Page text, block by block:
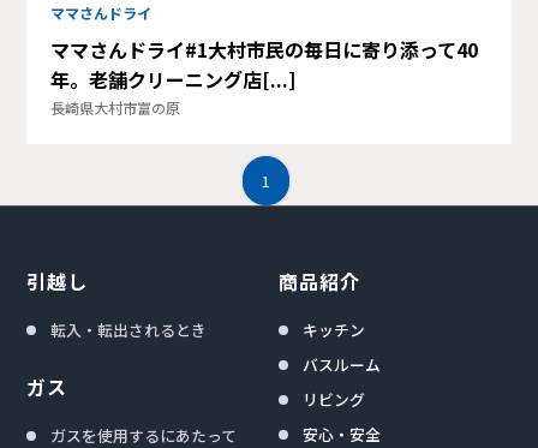
ママさんドライ
ママさんドライ#1大村市民の毎日に寄り添って40
年。老舗クリーニング店[...]
長崎県大村市富の原
1
引越し
転入・転出されるとき
ガス
ガスを使用するにあたって
商品紹介
キッチン
バスルーム
リビング
安心・安全